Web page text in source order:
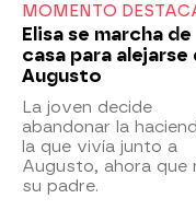
MOMENTO
Elisa se marcha de
casa para alejarse
Augusto
La joven decide
abandonar la
la que vivía junto a
Augusto, ahora que
su padre.